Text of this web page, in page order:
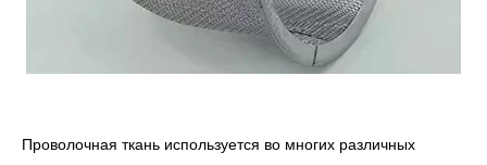
Проволочная ткань используется во многих различных